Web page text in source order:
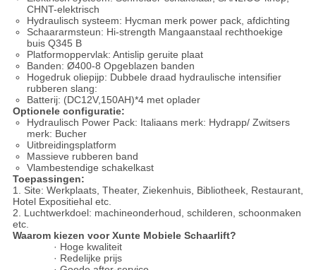
CHNT-elektrisch
Hydraulisch systeem: Hycman merk power pack, afdichting
Schaararmsteun: Hi-strength Mangaanstaal rechthoekige
buis Q345 B
Platformoppervlak: Antislip geruite plaat
Banden: Ø400-8 Opgeblazen banden
Hogedruk oliepijp: Dubbele draad hydraulische intensifier
rubberen slang:
Batterij: (DC12V,150AH)*4 met oplader
Optionele configuratie:
Hydraulisch Power Pack: Italiaans merk: Hydrapp/ Zwitsers
merk: Bucher
Uitbreidingsplatform
Massieve rubberen band
Vlambestendige schakelkast
Toepassingen:
1. Site: Werkplaats, Theater, Ziekenhuis, Bibliotheek, Restaurant,
Hotel Expositiehal etc.
2. Luchtwerkdoel: machineonderhoud, schilderen, schoonmaken
etc.
Waarom kiezen voor Xunte Mobiele Schaarlift?
· Hoge kwaliteit
· Redelijke prijs